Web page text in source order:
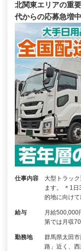
北関東エリアの重
代からの応募急増
仕事内容
大型トラッ
ます。 ＊1
的地に向け
給与
月給
第では月収
勤務地
群馬県太田
路」近く、